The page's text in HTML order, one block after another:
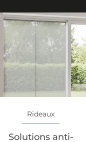
Rideaux
Solutions anti-